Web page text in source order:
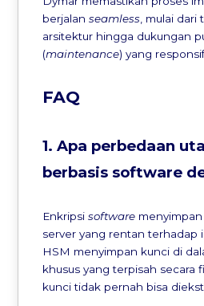
berjalanseamless , mulai
arsitektur hingga dukungan
(maintenance) yang
FAQ
1. Apa perbedaan
berbasis software
Enkripsisoftware
server yang rentan terhadap
HSM menyimpan kunci di
khusus yang terpisah secara
kunci tidak pernah bisa